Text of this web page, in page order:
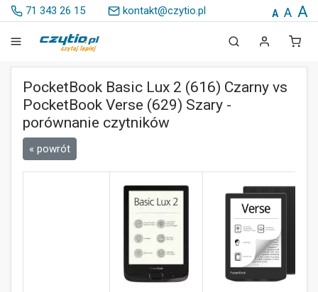
71 343 26 15 kontakt@czytio.pl A A A
PocketBook Basic Lux 2 (616) Czarny vs
PocketBook Verse (629) Szary -
porównanie czytników
« powrót